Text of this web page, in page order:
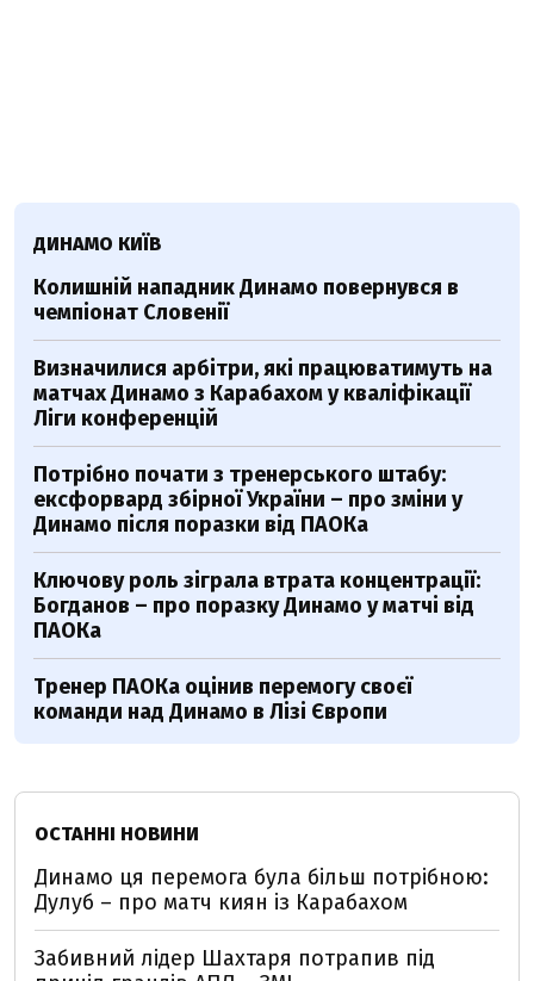
ДИНАМО КИЇВ
Колишній нападник Динамо повернувся в
чемпіонат Словенії
Визначилися арбітри, які працюватимуть на
матчах Динамо з Карабахом у кваліфікації
Ліги конференцій
Потрібно почати з тренерського штабу:
ексфорвард збірної України – про зміни у
Динамо після поразки від ПАОКа
Ключову роль зіграла втрата концентрації:
Богданов – про поразку Динамо у матчі від
ПАОКа
Тренер ПАОКа оцінив перемогу своєї
команди над Динамо в Лізі Європи
ОСТАННІ НОВИНИ
Динамо ця перемога була більш потрібною:
Дулуб – про матч киян із Карабахом
Забивний лідер Шахтаря потрапив під